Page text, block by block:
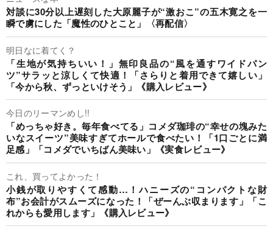
対談に30分以上遅刻した大原麗子が“激おこ”の五木寛之を一
瞬で虜にした「魔性のひとこと」〈再配信〉
明日なに着てく？
「生地が気持ちいい！」無印良品の“風を通すワイドパン
ツ”サラッと涼しくて快適！「さらりと着用できて嬉しい」
「今から秋、ずっといけそう」《購入レビュー》
今日のリーマンめし!!
「めっちゃ好き。毎年食べてる」コメダ珈琲の“幸せの塊みた
いなスイーツ”美味すぎてホールで食べたい！「1口ごとに満
足感」「コメダでいちばん美味い」《実食レビュー》
これ、買ってよかった！
小銭が取りやすくて感動…！ハニーズの“コンパクトな財
布”お会計がスムーズになった！「ぜーんぶ収まります」「こ
れからも愛用します」《購入レビュー》